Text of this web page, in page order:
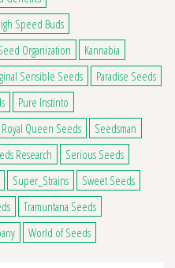
Speed Buds
Organization
Kannabia
Sensible Seeds
Paradise Seeds
Pure Instinto
Royal Queen Seeds
Seedsman
Research
Serious Seeds
Super_Strains
Sweet Seeds
Tramuntana Seeds
World of Seeds